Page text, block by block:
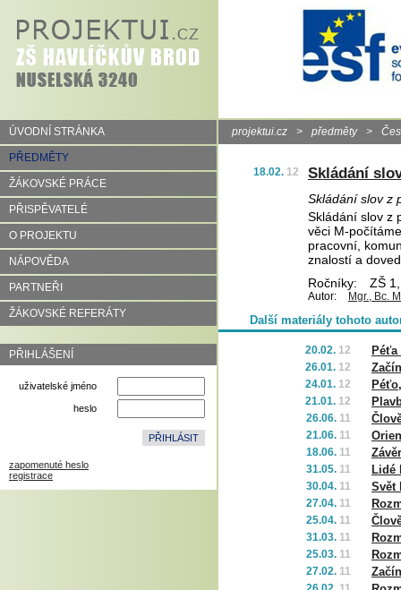
ÚVODNÍ STRÁNKA
PŘEDMĚTY
ŽÁKOVSKÉ PRÁCE
PŘISPĚVATELÉ
O PROJEKTU
NÁPOVĚDA
PARTNEŘI
ŽÁKOVSKÉ REFERÁTY
PŘIHLÁŠENÍ
uživatelské jméno
heslo
zapomenuté heslo
registrace
projektui.cz > předměty >
18.02. 12 Skládání
Skládání slov z
Skládání slov z
věci M-
pracovní,
znalostí a
Ročníky:
ZŠ 1,
Autor: Mgr., Bc.
Další materiály tohoto
20.02. 12 Péťa
26.01. 12
24.01. 12
21.01. 12
26.06. 11
21.06. 11
18.06. 11
31.05. 11 Lidé
30.04. 11 Svět
27.04. 11
25.04. 11
31.03. 11
25.03. 11
27.02. 11